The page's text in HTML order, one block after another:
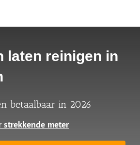
laten reinigen in
betaalbaar in 2026
strekkende meter